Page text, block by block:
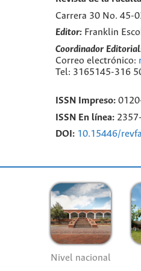
Carrera 30 No. 45-
Editor: Franklin
Coordinador
Correo electrónico:
Tel: 3165145-316
ISSN Impreso:
ISSN En línea:
DOI: 10.15446/
Nivel nacional